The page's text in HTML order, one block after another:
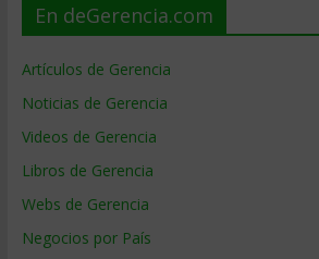
En deGerencia.com
Artículos de Gerencia
Noticias de Gerencia
Videos de Gerencia
Libros de Gerencia
Webs de Gerencia
Negocios por País